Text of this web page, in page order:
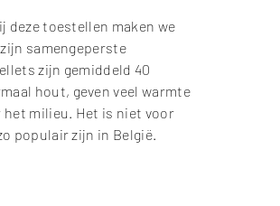
deze toestellen maken we
samengeperste
zijn gemiddeld 40
hout, geven veel warmte
het milieu. Het is niet voor
populair zijn in België.